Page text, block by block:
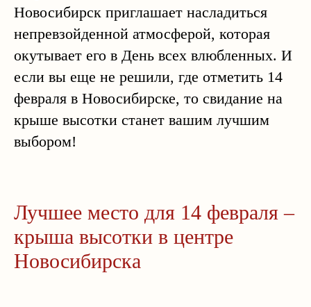
Новосибирск приглашает насладиться
непревзойденной атмосферой, которая
окутывает его в День всех влюбленных. И
если вы еще не решили, где отметить 14
февраля в Новосибирске, то свидание на
крыше высотки станет вашим лучшим
выбором!
Лучшее место для 14 февраля –
крыша высотки в центре
Новосибирска